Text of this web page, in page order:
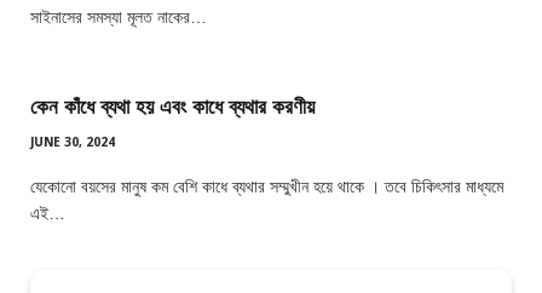
সাইনাসের সমস্যা মূলত নাকের…
কেন কাঁধে ব্যথা হয় এবং কাধে ব্যথার করণীয়
JUNE 30, 2024
যেকোনো বয়সের মানুষ কম বেশি কাধে ব্যথার সম্মুখীন হয়ে থাকে । তবে চিকিৎসার মাধ্যমে
এই…